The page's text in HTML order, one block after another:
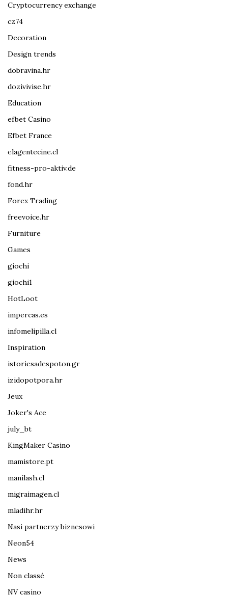
Cryptocurrency exchange
cz74
Decoration
Design trends
dobravina.hr
dozivivise.hr
Education
efbet Casino
Efbet France
elagentecine.cl
fitness-pro-aktiv.de
fond.hr
Forex Trading
freevoice.hr
Furniture
Games
giochi
giochi1
HotLoot
impercas.es
infomelipilla.cl
Inspiration
istoriesadespoton.gr
izidopotpora.hr
Jeux
Joker's Ace
july_bt
KingMaker Casino
mamistore.pt
manilash.cl
migraimagen.cl
mladihr.hr
Nasi partnerzy biznesowi
Neon54
News
Non classé
NV casino